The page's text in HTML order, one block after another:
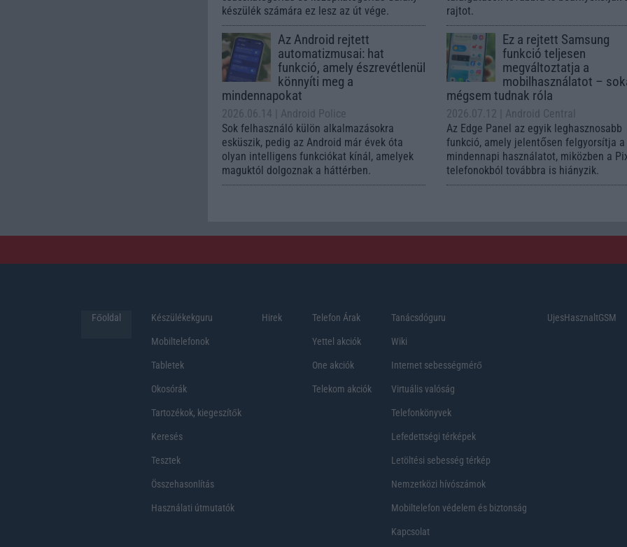
készülék számára ez lesz az út vége.
rajtot.
Az Android rejtett
automatizmusai: hat
funkció, amely észrevétlenül
könnyíti meg a
mindennapokat
2026.06.14
| Android Police
Sok felhasználó külön alkalmazásokra
esküszik, pedig az Android már évek óta
olyan intelligens funkciókat kínál, amelyek
maguktól dolgoznak a háttérben.
Ez a rejtett Samsung
funkció teljesen
megváltoztatja a
mobilhasználatot –
mégsem tudnak róla
2026.07.12
| Android Central
Az Edge Panel az egyik leghasznosabb
funkció, amely jelentősen felgyorsítja a
mindennapi használatot, miközben a
telefonokból továbbra is hiányzik.
Főoldal Készülékekguru
Mobiltelefonok
Tabletek
Okosórák
Tartozékok, kiegeszítők
Keresés
Tesztek
Összehasonlítás
Használati útmutatók
Hirek Telefon Árak
Yettel akciók
One akciók
Telekom akciók
Tanácsdóguru
Wiki
Internet sebességmérő
Virtuális valóság
Telefonkönyvek
Lefedettségi térképek
Letöltési sebesség térkép
Nemzetközi hívószámok
Mobiltelefon védelem és biztonság
Kapcsolat
UjesHasznaltGSM